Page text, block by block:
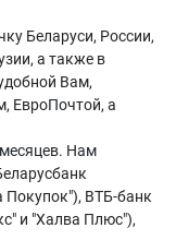
Беларуси, России,
а также в
Вам,
ЕвроПочтой, а
Нам
Покупок"), ВТБ-банк
и "Халва Плюс"),